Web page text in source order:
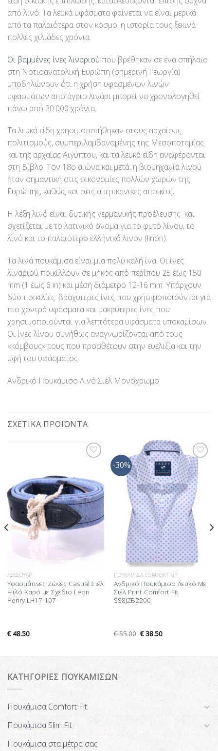
από λινό. Τα λευκά υφάσματα φαίνεται να είναι μερικά
από τα παλαιότερα στον κόσμο, η ιστορία τους ξεκινά
πολλές χιλιάδες χρόνια.
Οι βαμμένες ίνες λιναριού που βρέθηκαν σε ένα σπήλαιο
στη Νοτιοανατολική Ευρώπη (σημερινή Γεωργία)
υποδηλώνουν ότι η χρήση υφασμένων λινών
υφασμάτων από άγριο λινάρι μπορεί να χρονολογηθεί
πάνω από 30.000 χρόνια.
Τα λευκά είδη χρησιμοποιήθηκαν στους αρχαίους
πολιτισμούς, συμπεριλαμβανομένης της Μεσοποταμίας
και της αρχαίας Αιγύπτου, και τα λευκά είδη αναφέρονται
στη Βίβλο. Τον 18ο αιώνα και μετά, η βιομηχανία λινού
ήταν σημαντική στις οικονομίες πολλών χωρών της
Ευρώπης, καθώς και στις αμερικανικές αποικίες.
Η λέξη λινό είναι δυτικής γερμανικής προέλευσης και
σχετίζεται με το λατινικό όνομα για το φυτό λίνου, το
λινό και το παλαιότερο ελληνικό λινόν (linón).
Τα λινά πουκάμισα είναι μια πολύ καλή ίνα. Οι ίνες
λιναριού ποικίλλουν σε μήκος από περίπου 25 έως 150
mm (1 έως 6 in) και μέση διάμετρο 12-16 mm. Υπάρχουν
δύο ποικιλίες: βραχύτερες ίνες που χρησιμοποιούνται για
πιο χοντρά υφάσματα και μακρύτερες ίνες που
χρησιμοποιούνται για λεπτότερα υφάσματα υποκαμίσων.
Οι ίνες λίνου συνήθως αναγνωρίζονται από τους
«κόμβους» τους που προσθέτουν στην ευελιξία και την
υφή του υφάσματος.
Ανδρικό Πουκάμισο Λινό Σιέλ Μονόχρωμο
ΣΧΕΤΙΚΆ ΠΡΟΪΌΝΤΑ
Επιθυμίας
ΑΞΕΣΟΥΆΡ
Υφασμάτινες Ζώνες Casual Σιέλ
Ψιλό Καρό με Σχέδιο Leon
Henry LH17-107
€48.50
-30%
Προσθήκη
στη Λίστα
Επιθυμίας
ΠΟΥΚΆΜΙΣΑ COMFORT FIT
Ανδρικό Πουκάμισο Λευκό Με
Σιέλ Print Comfort Fit
SS8JZB2200
€55.00 €38.50
ΚΑΤΗΓΟΡΙΕΣ ΠΟΥΚΑΜΙΣΩΝ
Πουκάμισα Comfort Fit
Πουκάμισα Slim Fit
Πουκάμισα στα μέτρα σας